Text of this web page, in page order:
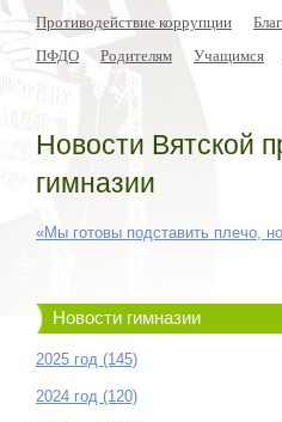
Противодействие коррупции
ПФДО
Родителям Учащимся
Новости Вятской
гимназии
«Мы готовы подставить плечо,
Новости гимназии
2025 год (145)
2024 год (120)